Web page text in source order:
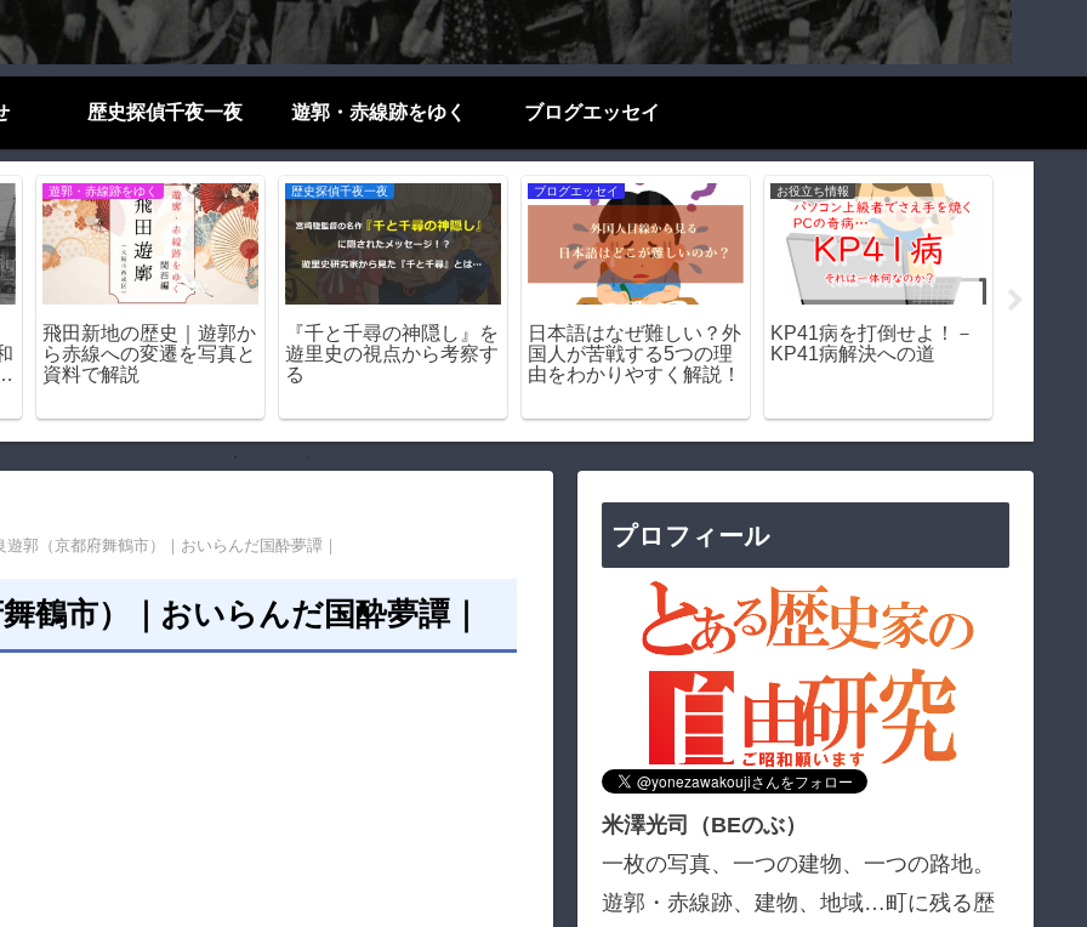
歴史探偵千夜一夜 遊郭・赤線跡をゆく ブログエッセイ
歴史探偵千夜一夜
飛田新地の「嘆きの壁」
｜遊郭を囲った壁の痕跡
遊郭・赤線跡をゆく
松島遊郭（大阪市西区）
｜松島新地の母体となっ
た日本最大級の遊里の歴
ブログエッセイ
禁煙2ヶ月達成したから
言える！禁煙のメリット
＆デメリット
歴史探偵千夜一夜
【前編】『火垂るの墓』
を冷酷に時代考証してみ
郭（京都府舞鶴市）｜おいらんだ国酔夢譚｜
鶴市）｜おいらんだ国酔夢譚｜
プロフィール
米澤光司（BEのぶ）
一枚の写真、一つの建物、一つの路地。
遊郭・赤線跡、建物、地域…町に残る歴